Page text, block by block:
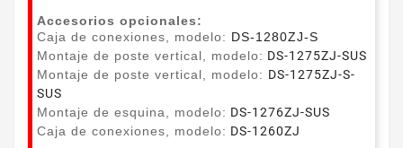
Accesorios opcionales:
Caja de conexiones, modelo: DS-1280ZJ-S
Montaje de poste vertical, modelo: DS-1275ZJ-SUS
Montaje de poste vertical, modelo: DS-1275ZJ-S-
SUS
Montaje de esquina, modelo: DS-1276ZJ-SUS
Caja de conexiones, modelo: DS-1260ZJ